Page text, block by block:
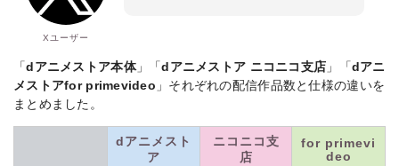
Xユーザー
「dアニメストア本体」「dアニメストア ニコニコ支店 」「 dアニ
メストアfor primevideo 」それぞれの配信作品数と仕様の違いを
まとめました。
dアニメスト
ア
ニコニコ支
店
for primevi
deo